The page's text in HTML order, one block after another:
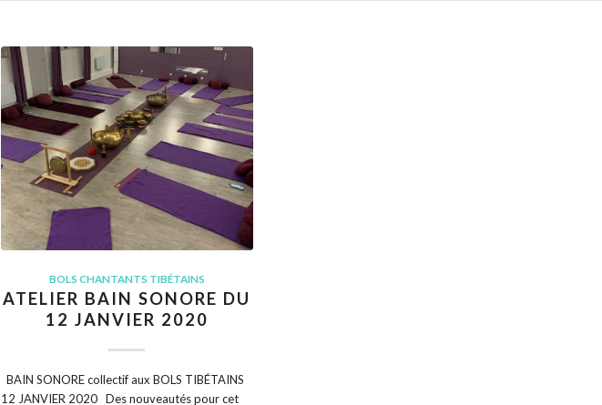
BOLS CHANTANTS TIBÉTAINS
ATELIER BAIN SONORE DU
12 JANVIER 2020
BAIN SONORE collectif aux BOLS TIBÉTAINS
12 JANVIER 2020 Des nouveautés pour cet